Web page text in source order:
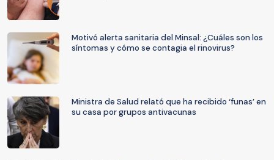
Motivó alerta sanitaria del Minsal: ¿Cuáles son los
síntomas y cómo se contagia el rinovirus?
Ministra de Salud relató que ha recibido ‘funas’ en
su casa por grupos antivacunas